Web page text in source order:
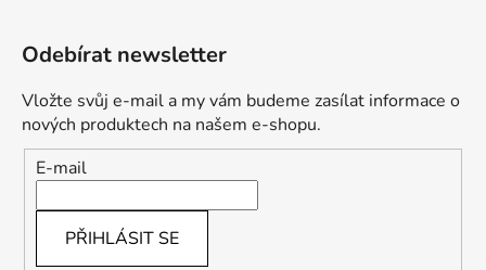
Odebírat newsletter
Vložte svůj e-mail a my vám budeme zasílat informace o
nových produktech na našem e-shopu.
E-mail
PŘIHLÁSIT SE